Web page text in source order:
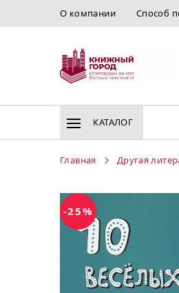
О компании Способ
КАТАЛОГ
Главная Другая
-25%